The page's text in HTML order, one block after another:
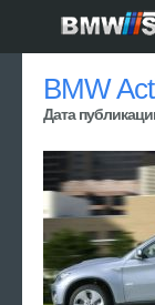
BMW
Дата